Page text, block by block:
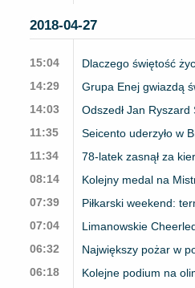
2018-04-27
15:04
Dlaczego świętość
14:29
Grupa Enej gwiazdą
14:03
Odszedł Jan Ryszard
11:35
Seicento uderzyło w
11:34
78-latek zasnął za
08:14
Kolejny medal na
07:39
Piłkarski weekend:
07:04
Limanowskie
06:32
Największy pożar w
06:18
Kolejne podium na